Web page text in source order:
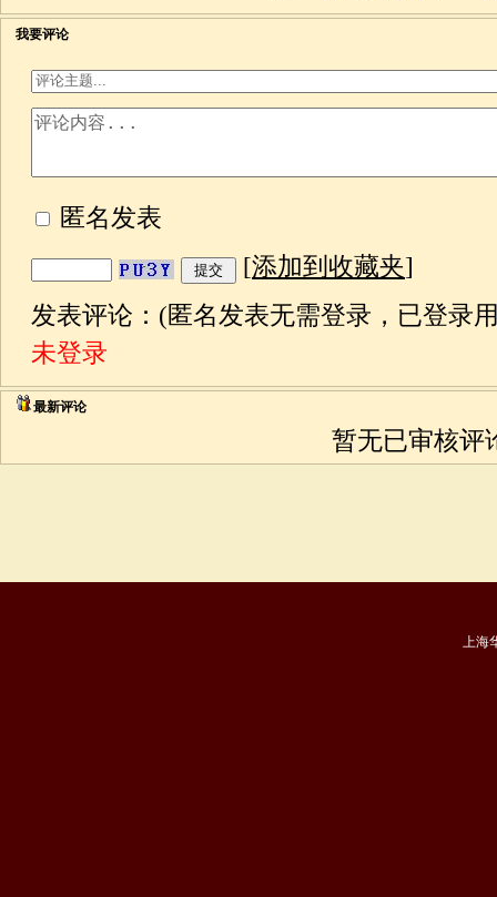
我要评论
匿名发表
[添加到收藏夹]
发表评论：(匿名发表无需登录，已登录
未登录
最新评论
暂无已审核评
上海